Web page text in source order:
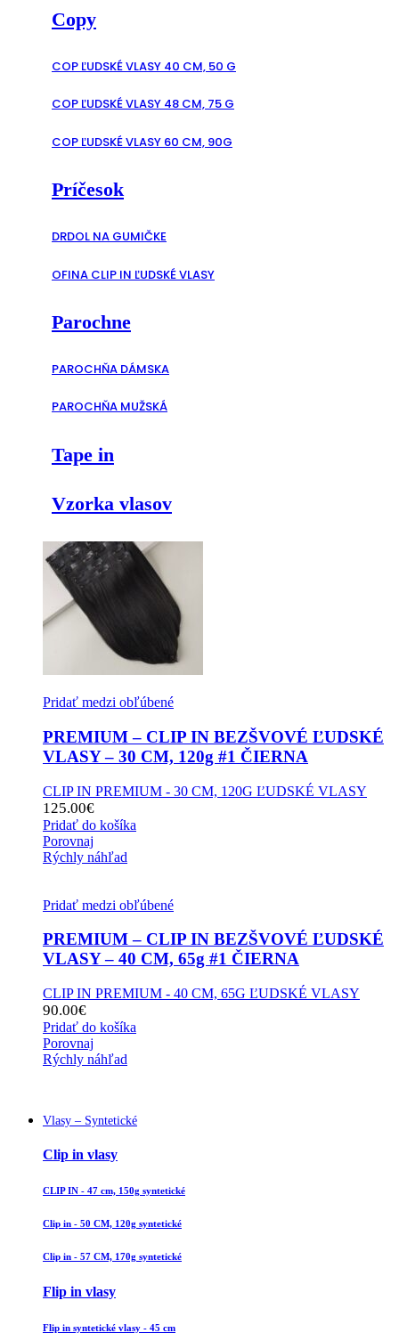
Copy
COP ĽUDSKÉ VLASY 40 CM, 50 G
COP ĽUDSKÉ VLASY 48 CM, 75 G
COP ĽUDSKÉ VLASY 60 CM, 90G
Príčesok
DRDOL NA GUMIČKE
OFINA CLIP IN ĽUDSKÉ VLASY
Parochne
PAROCHŇA DÁMSKA
PAROCHŇA MUŽSKÁ
Tape in
Vzorka vlasov
Pridať medzi obľúbené
PREMIUM – CLIP IN BEZŠVOVÉ ĽUDSKÉ
VLASY – 30 CM, 120g #1 ČIERNA
CLIP IN PREMIUM - 30 CM, 120G ĽUDSKÉ VLASY
125.00€
Pridať do košíka
Porovnaj
Rýchly náhľad
Pridať medzi obľúbené
PREMIUM – CLIP IN BEZŠVOVÉ ĽUDSKÉ
VLASY – 40 CM, 65g #1 ČIERNA
CLIP IN PREMIUM - 40 CM, 65G ĽUDSKÉ VLASY
90.00€
Pridať do košíka
Porovnaj
Rýchly náhľad
Vlasy – Syntetické
Clip in vlasy
CLIP IN - 47 cm, 150g syntetické
Clip in - 50 CM, 120g syntetické
Clip in - 57 CM, 170g syntetické
Flip in vlasy
Flip in syntetické vlasy - 45 cm